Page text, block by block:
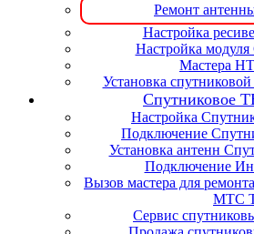
Ремонт
Настройка
Настройка
Мастера
Установка
Спутниковое
Настройка
Подключение
Установка антенн
Подключение
Вызов мастера для
МТС
Сервис